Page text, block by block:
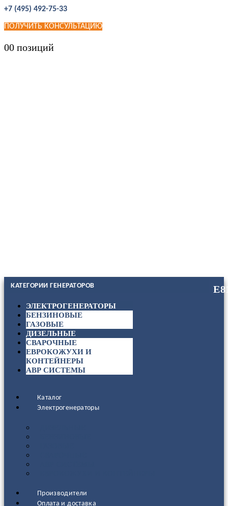
+7 (495) 492-75-33
ПОЛУЧИТЬ КОНСУЛЬТАЦИЮ
00 позиций
КАТЕГОРИИ ГЕНЕРАТОРОВ
ЭЛЕКТРОГЕНЕРАТОРЫ
БЕНЗИНОВЫЕ
ГАЗОВЫЕ
ДИЗЕЛЬНЫЕ
СВАРОЧНЫЕ
ЕВРОКОЖУХИ И
КОНТЕЙНЕРЫ
АВР СИСТЕМЫ
Каталог
Электрогенераторы
Производители
Оплата и доставка